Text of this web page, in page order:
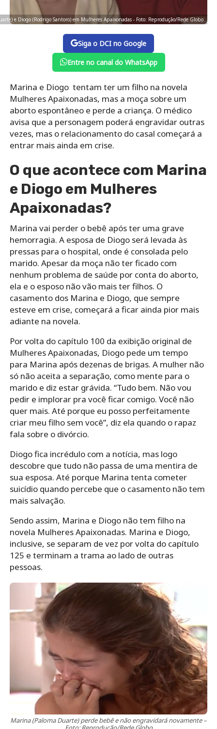
e Diogo (Rodrigo Santoro) em Mulheres Apaixonadas - Foto: Reprodução/Rede Globo
Siga o DCI no Google
Entre no canal do WhatsApp
Marina e Diogo tentam ter um filho na novela
Mulheres Apaixonadas, mas a moça sobre um
aborto espontâneo e perde a criança. O médico
avisa que a personagem poderá engravidar outras
vezes, mas o relacionamento do casal começará a
entrar mais ainda em crise.
O que acontece com Marina
e Diogo em Mulheres
Apaixonadas?
Marina vai perder o bebê após ter uma grave
hemorragia. A esposa de Diogo será levada às
pressas para o hospital, onde é consolada pelo
marido. Apesar da moça não ter ficado com
nenhum problema de saúde por conta do aborto,
ela e o esposo não vão mais ter filhos. O
casamento dos Marina e Diogo, que sempre
esteve em crise, começará a ficar ainda pior mais
adiante na novela.
Por volta do capítulo 100 da exibição original de
Mulheres Apaixonadas, Diogo pede um tempo
para Marina após dezenas de brigas. A mulher não
só não aceita a separação, como mente para o
marido e diz estar grávida. “Tudo bem. Não vou
pedir e implorar pra você ficar comigo. Você não
quer mais. Até porque eu posso perfeitamente
criar meu filho sem você”, diz ela quando o rapaz
fala sobre o divórcio.
Diogo fica incrédulo com a notícia, mas logo
descobre que tudo não passa de uma mentira de
sua esposa. Até porque Marina tenta cometer
suicídio quando percebe que o casamento não tem
mais salvação.
Sendo assim, Marina e Diogo não tem filho na
novela Mulheres Apaixonadas. Marina e Diogo,
inclusive, se separam de vez por volta do capítulo
125 e terminam a trama ao lado de outras
pessoas.
Marina (Paloma Duarte) perde bebê e não engravidará novamente –